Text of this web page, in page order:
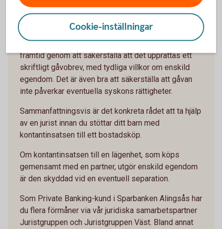
Skydda ditt barns ekonomiska framtid
Eftersom hälften av alla relationer slutar i separation
kan du som förälder skydda ditt barns ekonomiska
framtid genom att säkerställa att det upprättas ett
skriftligt gåvobrev, med tydliga villkor om enskild
egendom. Det är även bra att säkerställa att gåvan
inte påverkar eventuella syskons rättigheter.
Sammanfattningsvis är det konkreta rådet att ta hjälp
av en jurist innan du stöttar ditt barn med
kontantinsatsen till ett bostadsköp.
Om kontantinsatsen till en lägenhet, som köps
gemensamt med en partner, utgör enskild egendom
är den skyddad vid en eventuell separation.
Som Private Banking-kund i Sparbanken Alingsås har
du flera förmåner via vår juridiska samarbetspartner
Juristgruppen och Juristgruppen Väst. Bland annat
Cookie-inställningar